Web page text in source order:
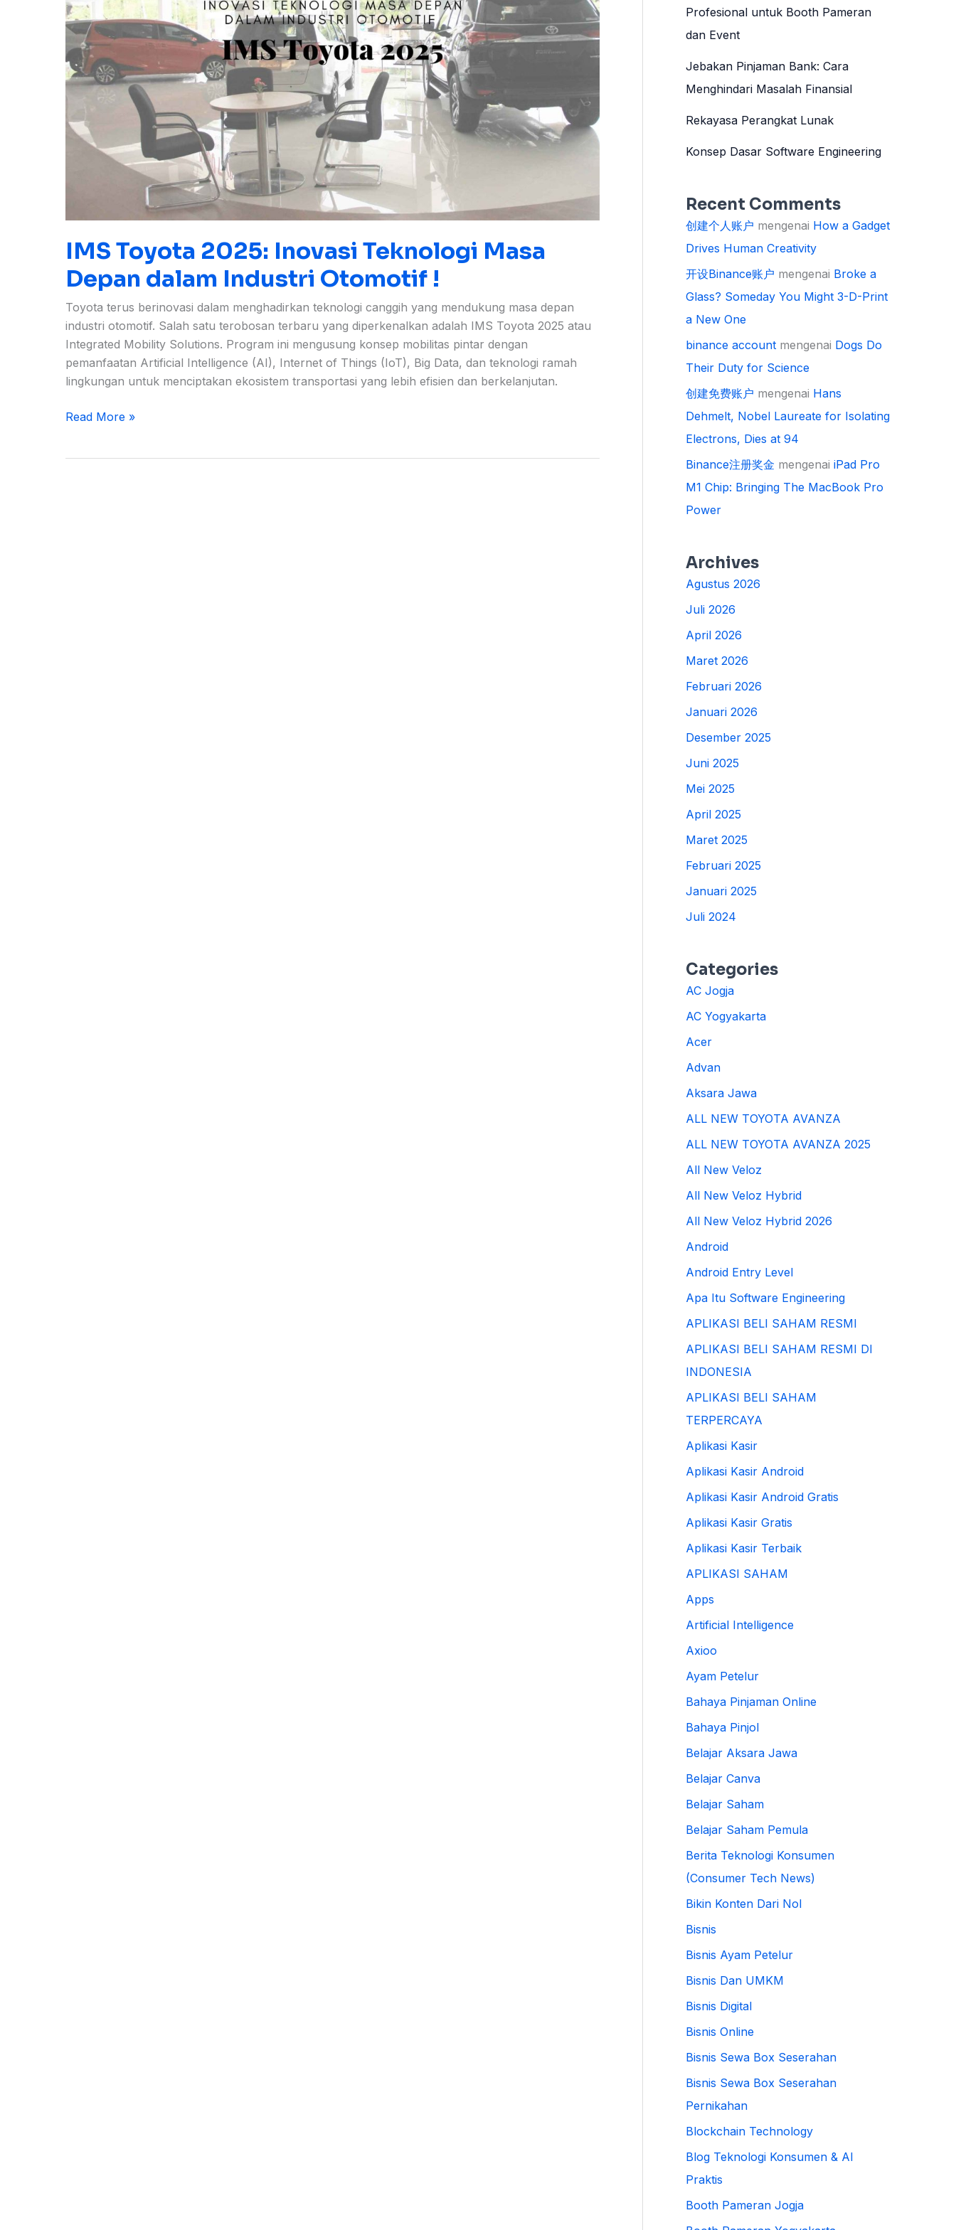
IMS Toyota 2025: Inovasi Teknologi Masa
Depan dalam Industri Otomotif !
Toyota terus berinovasi dalam menghadirkan teknologi canggih yang mendukung masa depan
industri otomotif. Salah satu terobosan terbaru yang diperkenalkan adalah IMS Toyota 2025 atau
Integrated Mobility Solutions. Program ini mengusung konsep mobilitas pintar dengan
pemanfaatan Artificial Intelligence (AI), Internet of Things (IoT), Big Data, dan teknologi ramah
lingkungan untuk menciptakan ekosistem transportasi yang lebih efisien dan berkelanjutan.
Otomotif
Read More »
Profesional untuk Booth Pameran
dan Event
Jebakan Pinjaman Bank: Cara
Menghindari Masalah Finansial
Rekayasa Perangkat Lunak
Konsep Dasar Software Engineering
Recent Comments
创建个人账户 mengenai How a Gadget
Drives Human Creativity
开设Binance账户 mengenai Broke a
Glass? Someday You Might 3-D-Print
a New One
binance account mengenai Dogs Do
Their Duty for Science
创建免费账户 mengenai Hans
Dehmelt, Nobel Laureate for Isolating
Electrons, Dies at 94
Binance注册奖金 mengenai iPad Pro
M1 Chip: Bringing The MacBook Pro
Power
Archives
Agustus 2026
Juli 2026
April 2026
Maret 2026
Februari 2026
Januari 2026
Desember 2025
Juni 2025
Mei 2025
April 2025
Maret 2025
Februari 2025
Januari 2025
Juli 2024
Categories
AC Jogja
AC Yogyakarta
Acer
Advan
Aksara Jawa
ALL NEW TOYOTA AVANZA
ALL NEW TOYOTA AVANZA 2025
All New Veloz
All New Veloz Hybrid
All New Veloz Hybrid 2026
Android
Android Entry Level
Apa Itu Software Engineering
APLIKASI BELI SAHAM RESMI
APLIKASI BELI SAHAM RESMI DI
INDONESIA
APLIKASI BELI SAHAM
TERPERCAYA
Aplikasi Kasir
Aplikasi Kasir Android
Aplikasi Kasir Android Gratis
Aplikasi Kasir Gratis
Aplikasi Kasir Terbaik
APLIKASI SAHAM
Apps
Artificial Intelligence
Axioo
Ayam Petelur
Bahaya Pinjaman Online
Bahaya Pinjol
Belajar Aksara Jawa
Belajar Canva
Belajar Saham
Belajar Saham Pemula
Berita Teknologi Konsumen
(Consumer Tech News)
Bikin Konten Dari Nol
Bisnis
Bisnis Ayam Petelur
Bisnis Dan UMKM
Bisnis Digital
Bisnis Online
Bisnis Sewa Box Seserahan
Bisnis Sewa Box Seserahan
Pernikahan
Blockchain Technology
Blog Teknologi Konsumen & AI
Praktis
Booth Pameran Jogja